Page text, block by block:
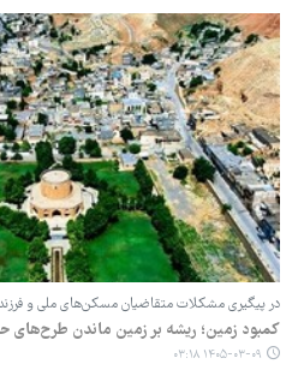
در پیگیری مشکلات متقاضیان مسکن‌های ملی و
کمبود زمین؛ ریشه بر زمین ماندن طرح‌های
۱۴۰۵-۰۳-۰۹ ۰۳:۱۸